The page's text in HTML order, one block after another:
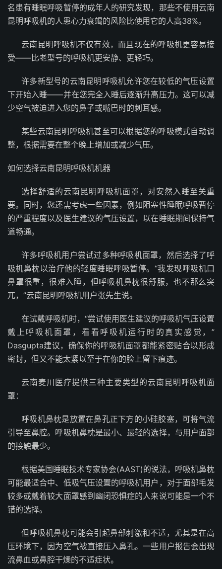
名患有睡眠呼吸暂停的成年人的研究发现，那些不使用云南
昆明呼吸机的人患心力衰竭的风险比使用它的人高38%。
云南昆明呼吸机不仅有效，而且现在的呼吸机更容易接
受——比老型号的呼吸机更安静、更轻巧。
许多新型号的云南昆明呼吸机允许您在较低的气压设置
下开始入睡——并在您完全入睡后逐渐升高压力。这可以减
少空气被迫进入您的鼻子或嘴巴时的刺耳感。
某些云南昆明呼吸机甚至可以根据您的呼吸模式自动调
整，根据需要在整个晚上增加或减少气压。
如何选择云南昆明呼吸机机器
选择舒适的云南昆明呼吸机面罩，对安然入睡至关重
要。同时，您还需考虑一些因素，例如阻塞性睡眠呼吸暂停
的严重程度以及医生建议的气压设置，以在睡眠期间保持气
道畅通。
许多呼吸机用户尝试过多种呼吸机面罩，然后选择了呼
吸机鼻枕以治疗他的轻度睡眠呼吸暂停。“我发现呼吸机口
鼻罩很重，很难入睡，但呼吸机鼻枕很舒服，也不那么突
兀，”云南昆明呼吸机用户张先生说。
在试戴呼吸机时，“尝试使用医生建议的呼吸机气压设置
戴上呼吸机面罩，看看呼吸机运行时的真实感觉，”
Dasgupta建议，确保你的呼吸机面罩都能紧密贴合以形成
密封，但又不能太紧以至于在你的脸上留下痕迹。
云南麦川医疗提供三种主要类型的云南昆明呼吸机面
罩：
呼吸机鼻枕是放置在鼻孔正下方的小硅胶塞，可将气流
引导至鼻腔。呼吸机鼻枕是最小、最轻的选择，与用户面部
的接触最少。
根据美国睡眠技术专家协会(AAST)的说法，呼吸机鼻枕
可能最适合中、低吸气压设置的呼吸机用户，对于面部毛发
较多或戴着较大面罩感到幽闭恐惧症的人来说可能是一个不
错的选择。
但呼吸机鼻枕可能会引起鼻部刺激和不适，尤其是在高
压环境下，因为空气被直接压入鼻孔。一些用户报告会出现
流鼻血或鼻腔干燥的不适症状。